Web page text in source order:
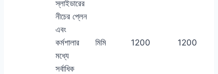
স্লাইডারের
নীচের প্লেন
এবং
কর্মশালার
মধ্যে
সর্বাধিক
মিমি 1200 1200